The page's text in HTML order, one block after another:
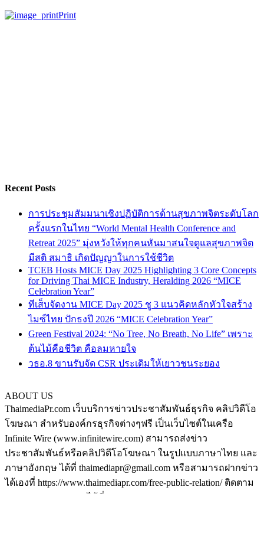
Print
Recent Posts
การประชุมสัมมนาเชิงปฏิบัติการด้านสุขภาพจิตระดับโลก
ครั้งแรกในไทย “World Mental Health Conference and
Retreat 2025” มุ่งหวังให้ทุกคนหันมาสนใจดูแลสุขภาพจิต
มีสติ สมาธิ เกิดปัญญาในการใช้ชีวิต
TCEB Hosts MICE Day 2025 Highlighting 3 Core Concepts
for Driving Thai MICE Industry, Heralding 2026 “MICE
Celebration Year”
ทีเส็บจัดงาน MICE Day 2025 ชู 3 แนวคิดหลักหัวใจสร้าง
ไมซ์ไทย ปักธงปี 2026 “MICE Celebration Year”
Green Festival 2024: “No Tree, No Breath, No Life” เพราะ
ต้นไม้คือชีวิต คือลมหายใจ
วธอ.8 ขานรับจัด CSR ประเดิมให้เยาวชนระยอง
ABOUT US
ThaimediaPr.com เว็บบริการข่าวประชาสัมพันธ์ธุรกิจ คลิปวิดีโอ
โฆษณา สำหรับองค์กรธุรกิจต่างๆฟรี เป็นเว็บไซต์ในเครือ
Infinite Wire (www.infinitewire.com) สามารถส่งข่าว
ประชาสัมพันธ์หรือคลิปวิดีโอโฆษณา ในรูปแบบภาษาไทย และ
ภาษาอังกฤษ ได้ที่ thaimediapr@gmail.com หรือสามารถฝากข่าว
ได้เองที่ https://www.thaimediapr.com/free-public-relation/ ติดตาม